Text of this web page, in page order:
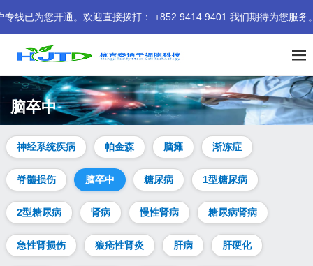
您开通。欢迎直接拨打： +852 9414 9401 我们期待为您服务。
脑卒中
神经系统疾病 帕金森 脑瘫 渐冻症
脊髓损伤 脑卒中 糖尿病 1型糖尿病
2型糖尿病 肾病 慢性肾病 糖尿病肾病
急性肾损伤 狼疮性肾炎 肝病 肝硬化